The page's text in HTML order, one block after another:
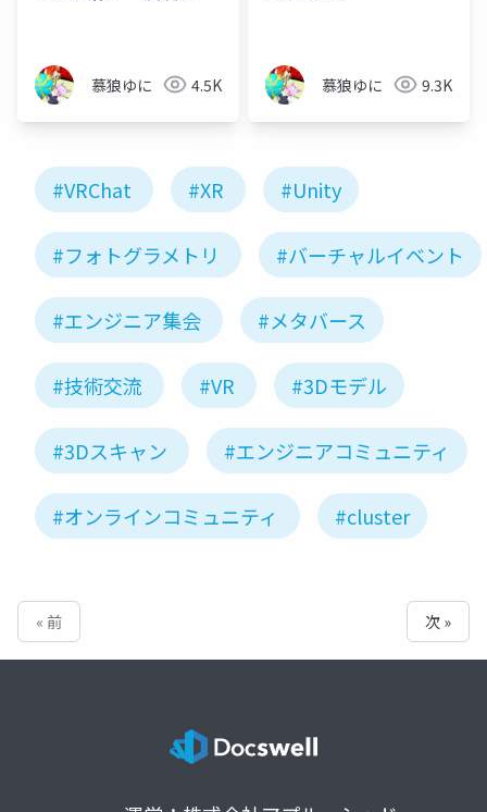
慕狼ゆに 4.5K 慕狼ゆに 9.3K
#VRChat #XR #Unity
#フォトグラメトリ #バーチャルイベント
#エンジニア集会 #メタバース
#技術交流 #VR #3Dモデル
#3Dスキャン #エンジニアコミュニティ
#オンラインコミュニティ #cluster
« 前 次 »